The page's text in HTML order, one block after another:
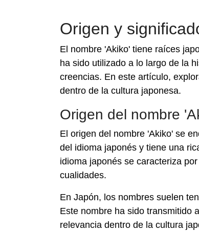
Origen y
El nombre 'Akiko' tiene raíces
ha sido utilizado a lo largo de la
creencias. En este artículo,
dentro de la cultura japonesa.
Origen del nombre
El origen del nombre 'Akiko' se
del idioma japonés y tiene una
idioma japonés se caracteriza
cualidades.
En Japón, los nombres suelen
Este nombre ha sido transmitido
relevancia dentro de la cultura